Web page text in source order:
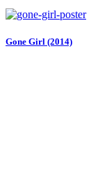
Gone Girl (2014)